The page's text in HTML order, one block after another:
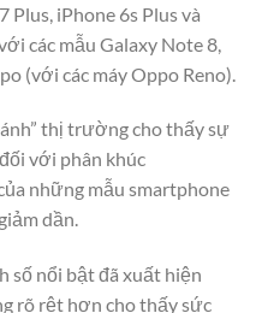
iPhone 6s Plus và
các mẫu Galaxy Note 8,
(với các máy Oppo Reno).
thị trường cho thấy sự
với phân khúc
những mẫu smartphone
dần.
số nổi bật đã xuất hiện
rõ rệt hơn cho thấy sức